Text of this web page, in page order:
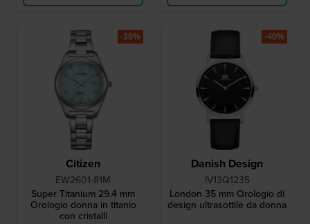
Citizen
EW2601-81M
Super Titanium 29.4 mm
Orologio donna in titanio
con cristalli
-30%
Danish Design
IV13Q1235
London 35 mm Orologio di
design ultrasottile da donna
-40%